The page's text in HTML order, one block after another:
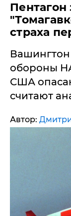
страха
Вашингтон
обороны
США
считают
Автор: